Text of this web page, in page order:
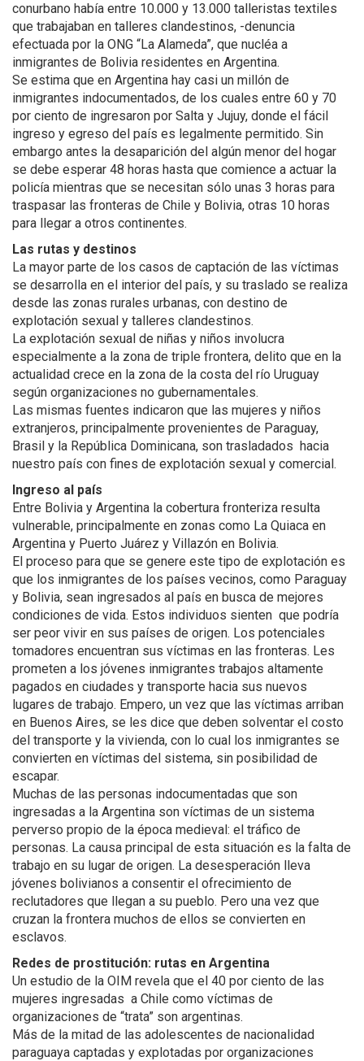
conurbano había entre 10.000 y 13.000 talleristas textiles
que trabajaban en talleres clandestinos, -denuncia
efectuada por la ONG “La Alameda”, que nucléa a
inmigrantes de Bolivia residentes en Argentina.
Se estima que en Argentina hay casi un millón de
inmigrantes indocumentados, de los cuales entre 60 y 70
por ciento de ingresaron por Salta y Jujuy, donde el fácil
ingreso y egreso del país es legalmente permitido. Sin
embargo antes la desaparición del algún menor del hogar
se debe esperar 48 horas hasta que comience a actuar la
policía mientras que se necesitan sólo unas 3 horas para
traspasar las fronteras de Chile y Bolivia, otras 10 horas
para llegar a otros continentes.
Las rutas y destinos
La mayor parte de los casos de captación de las víctimas
se desarrolla en el interior del país, y su traslado se realiza
desde las zonas rurales urbanas, con destino de
explotación sexual y talleres clandestinos.
La explotación sexual de niñas y niños involucra
especialmente a la zona de triple frontera, delito que en la
actualidad crece en la zona de la costa del río Uruguay
según organizaciones no gubernamentales.
Las mismas fuentes indicaron que las mujeres y niños
extranjeros, principalmente provenientes de Paraguay,
Brasil y la República Dominicana, son trasladados hacia
nuestro país con fines de explotación sexual y comercial.
Ingreso al país
Entre Bolivia y Argentina la cobertura fronteriza resulta
vulnerable, principalmente en zonas como La Quiaca en
Argentina y Puerto Juárez y Villazón en Bolivia.
El proceso para que se genere este tipo de explotación es
que los inmigrantes de los países vecinos, como Paraguay
y Bolivia, sean ingresados al país en busca de mejores
condiciones de vida. Estos individuos sienten que podría
ser peor vivir en sus países de origen. Los potenciales
tomadores encuentran sus víctimas en las fronteras. Les
prometen a los jóvenes inmigrantes trabajos altamente
pagados en ciudades y transporte hacia sus nuevos
lugares de trabajo. Empero, un vez que las víctimas arriban
en Buenos Aires, se les dice que deben solventar el costo
del transporte y la vivienda, con lo cual los inmigrantes se
convierten en víctimas del sistema, sin posibilidad de
escapar.
Muchas de las personas indocumentadas que son
ingresadas a la Argentina son víctimas de un sistema
perverso propio de la época medieval: el tráfico de
personas. La causa principal de esta situación es la falta de
trabajo en su lugar de origen. La desesperación lleva
jóvenes bolivianos a consentir el ofrecimiento de
reclutadores que llegan a su pueblo. Pero una vez que
cruzan la frontera muchos de ellos se convierten en
esclavos.
Redes de prostitución: rutas en Argentina
Un estudio de la OIM revela que el 40 por ciento de las
mujeres ingresadas a Chile como víctimas de
organizaciones de “trata” son argentinas.
Más de la mitad de las adolescentes de nacionalidad
paraguaya captadas y explotadas por organizaciones